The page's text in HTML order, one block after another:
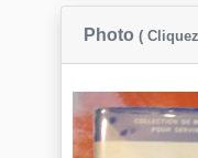
Photo (